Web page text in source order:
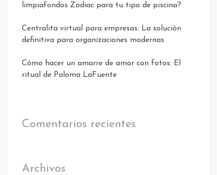
limpiafondos Zodiac para tu tipo de piscina?
Centralita virtual para empresas: La solución
definitiva para organizaciones modernas
Cómo hacer un amarre de amor con fotos: El
ritual de Paloma LaFuente
Comentarios recientes
Archivos